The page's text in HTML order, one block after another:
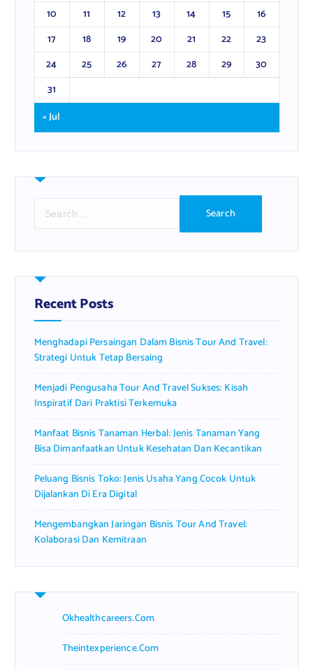
10
11 12 13 14 15
16
17
18 19 20 21 22
23
24
25 26 27 28 29
30
31
« Jul
r
h
f
o
:
Recent Posts
Menghadapi Persaingan Dalam Bisnis Tour And Travel:
Strategi Untuk Tetap Bersaing
Menjadi Pengusaha Tour And Travel Sukses: Kisah
Inspiratif Dari Praktisi Terkemuka
Manfaat Bisnis Tanaman Herbal: Jenis Tanaman Yang
Bisa Dimanfaatkan Untuk Kesehatan Dan Kecantikan
Peluang Bisnis Toko: Jenis Usaha Yang Cocok Untuk
Dijalankan Di Era Digital
Mengembangkan Jaringan Bisnis Tour And Travel:
Kolaborasi Dan Kemitraan
Okhealthcareers.com
Theintexperience.com